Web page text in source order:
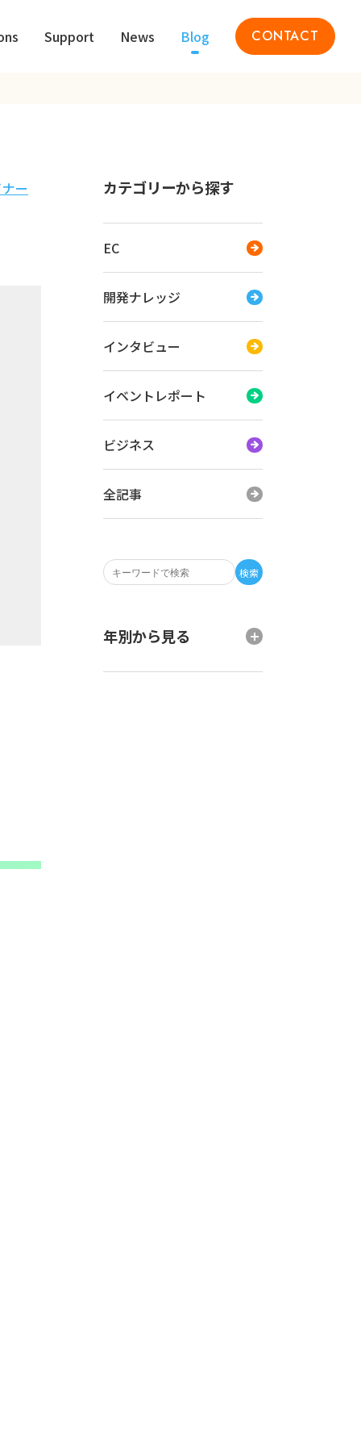
Support News Blog CONTACT
検索
カテゴリーから探す
EC
開発ナレッジ
インタビュー
イベントレポート
ビジネス
全記事
年別から見る
ー